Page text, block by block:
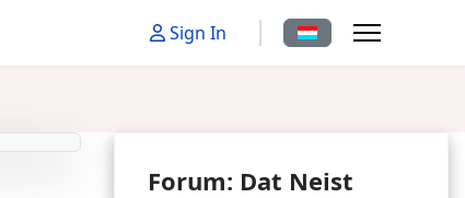
Sign In Sprache auswählen
Forum: Dat Neist